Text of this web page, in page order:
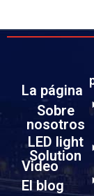
La página
Sobre
nosotros
LED light
Solution
Video
El blog